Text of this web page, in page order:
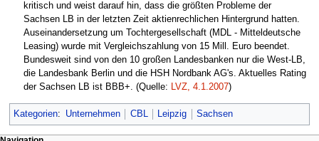
kritisch und weist darauf hin, dass die größten Probleme der
Sachsen LB in der letzten Zeit aktienrechlichen Hintergrund hatten.
Auseinandersetzung um Tochtergesellschaft (MDL - Mitteldeutsche
Leasing) wurde mit Vergleichszahlung von 15 Mill. Euro beendet.
Bundesweit sind von den 10 großen Landesbanken nur die West-LB,
die Landesbank Berlin und die HSH Nordbank AG's. Aktuelles Rating
der Sachsen LB ist BBB+. (Quelle: LVZ, 4.1.2007)
Kategorien: Unternehmen CBL Leipzig Sachsen